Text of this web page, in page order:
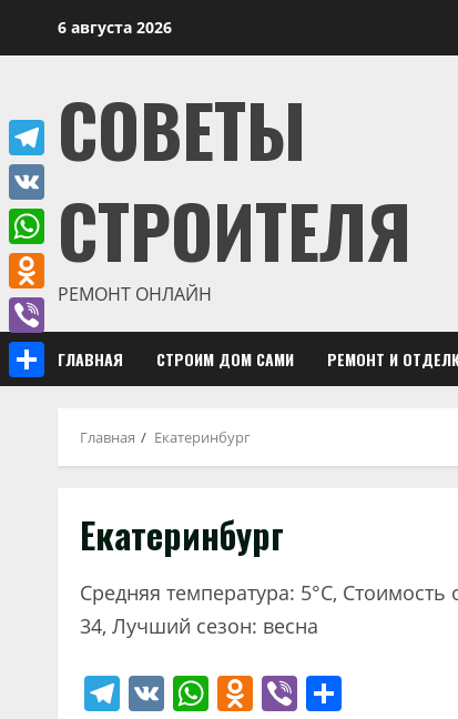
6 августа 2026
СОВЕТЫ
СТРОИТЕЛЯ
РЕМОНТ ОНЛАЙН
ГЛАВНАЯ СТРОИМ ДОМ САМИ РЕМОНТ И
Главная Екатеринбург
Екатеринбург
Средняя температура: 5°C,
34, Лучший сезон: весна
Telegram
VK WhatsApp
Viber
Telegram
VK
WhatsApp
Odnoklassniki
Viber